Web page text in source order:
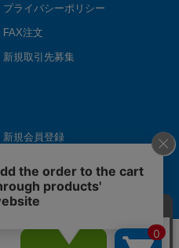
プライバシーポリシー
FAX注文
新規取引先募集
新規会員登録